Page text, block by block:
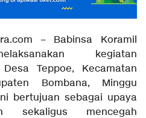
– Babinsa Koramil
kegiatan
Teppoe, Kecamatan
Bombana, Minggu
bertujuan sebagai upaya
sekaligus mencegah